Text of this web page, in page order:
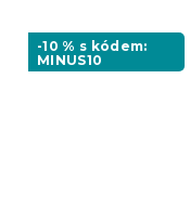
-10 % s kódem:
MINUS10